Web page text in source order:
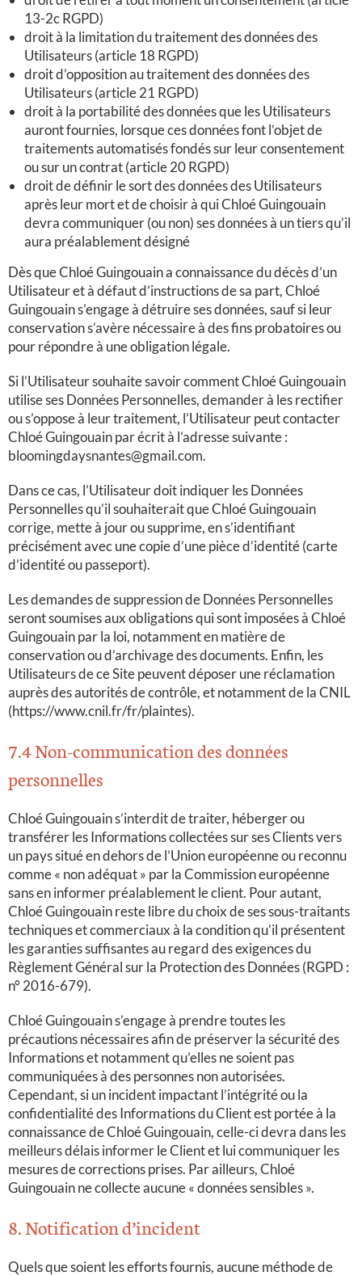
13-2c RGPD)
droit à la limitation du traitement des données des
Utilisateurs (article 18 RGPD)
droit d’opposition au traitement des données des
Utilisateurs (article 21 RGPD)
droit à la portabilité des données que les Utilisateurs
auront fournies, lorsque ces données font l’objet de
traitements automatisés fondés sur leur consentement
ou sur un contrat (article 20 RGPD)
droit de définir le sort des données des Utilisateurs
après leur mort et de choisir à quiChloé Guingouain
devra communiquer (ou non) ses données à un tiers qu’il
aura préalablement désigné
Dès que Chloé Guingouain a connaissance du décès d’un
Utilisateur et à défaut d’instructions de sa part, Chloé
Guingouain s’engage à détruire ses données, sauf si leur
conservation s’avère nécessaire à des fins probatoires ou
pour répondre à une obligation légale.
Si l’Utilisateur souhaite savoir comment Chloé Guingouain
utilise ses Données Personnelles, demander à les rectifier
ou s’oppose à leur traitement, l’Utilisateur peut contacter
Chloé Guingouain par écrit à l’adresse suivante :
bloomingdaysnantes@gmail.com.
Dans ce cas, l’Utilisateur doit indiquer les Données
Personnelles qu’il souhaiterait que Chloé Guingouain
corrige, mette à jour ou supprime, en s’identifiant
précisément avec une copie d’une pièce d’identité (carte
d’identité ou passeport).
Les demandes de suppression de Données Personnelles
seront soumises aux obligations qui sont imposées à Chloé
Guingouain par la loi, notamment en matière de
conservation ou d’archivage des documents. Enfin, les
Utilisateurs de ce Sitepeuvent déposer une réclamation
auprès des autorités de contrôle, et notamment de la CNIL
(https://www.cnil.fr/fr/plaintes).
7.4 Non-communication des données
personnelles
Chloé Guingouain s’interdit de traiter, héberger ou
transférer les Informations collectées sur ses Clients vers
un pays situé en dehors de l’Union européenne ou reconnu
comme « non adéquat » par la Commission européenne
sans en informer préalablement le client. Pour autant,
Chloé Guingouain reste libre du choix de ses sous-traitants
techniques et commerciaux à la condition qu’il présentent
les garanties suffisantes au regard des exigences du
Règlement Général sur la Protection des Données (RGPD :
n° 2016-679).
Chloé Guingouain s’engage à prendre toutes les
précautions nécessaires afin de préserver la sécurité des
Informations et notamment qu’elles ne soient pas
communiquées à des personnes non autorisées.
Cependant, si un incident impactant l’intégrité ou la
confidentialité des Informations du Client est portée à la
connaissance de Chloé Guingouain, celle-ci devra dans les
meilleurs délais informer le Client et lui communiquer les
mesures de corrections prises. Par ailleurs, Chloé
Guingouain ne collecte aucune « données sensibles ».
8. Notification d’incident
Quels que soient les efforts fournis, aucune méthode de